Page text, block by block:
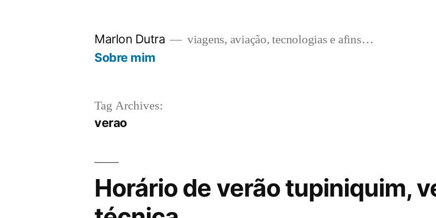
Marlon Dutra viagens, aviação, tecnologias e afins…
Sobre mim
Tag Archives:
verao
Horário de verão tupiniquim,